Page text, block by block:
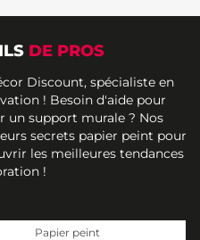
DE PROS
Discount, spécialiste en
! Besoin d'aide pour
un support murale ? Nos
secrets papier peint pour
les meilleures tendances
!
Papier peint